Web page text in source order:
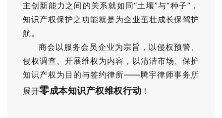
主创新能力之间的关系就如同“土壤”与“种子”，
知识产权保护之功能就是为企业茁壮成长保驾护
航。
商会以服务会员企业为宗旨，以侵权预警、
侵权调查、开展维权为内容，以清洁市场、保护
知识产权为目的与签约律所——腾宇律师事务所
展开零成本知识产权维权行动 ！